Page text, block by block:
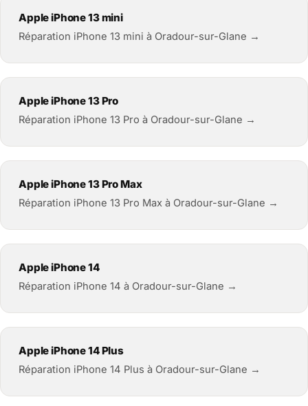
Apple iPhone 13 mini
Réparation iPhone 13 mini à Oradour-sur-Glane →
Apple iPhone 13 Pro
Réparation iPhone 13 Pro à Oradour-sur-Glane →
Apple iPhone 13 Pro Max
Réparation iPhone 13 Pro Max à Oradour-sur-Glane →
Apple iPhone 14
Réparation iPhone 14 à Oradour-sur-Glane →
Apple iPhone 14 Plus
Réparation iPhone 14 Plus à Oradour-sur-Glane →